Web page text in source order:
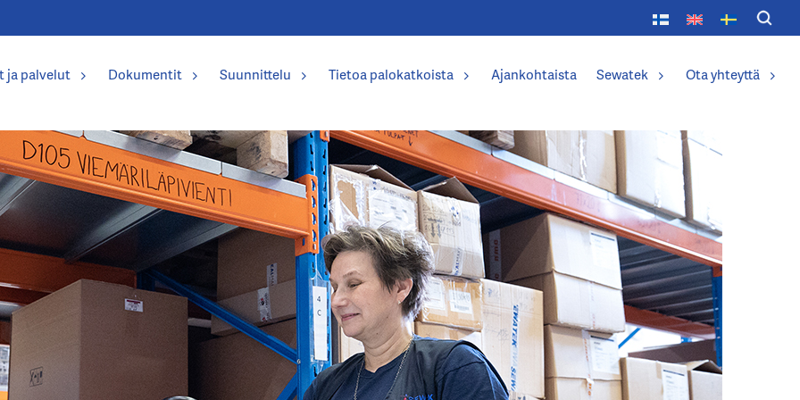
ja palvelut Dokumentit Suunnittelu
suunnittelussa
ja merkintäohje
MENEKKILASKURI
Tietoa palokatkoista Ajankohtaista Sewatek Ota yhteyttä